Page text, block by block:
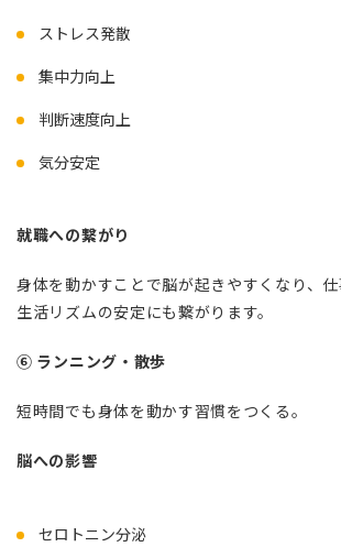
ストレス発散
集中力向上
判断速度向上
気分安定
就職への繋がり
身体を動かすことで脳が起きやすくなり、
生活リズムの安定にも繋がります。
⑥ ランニング・散歩
短時間でも身体を動かす習慣をつくる。
脳への影響
セロトニン分泌